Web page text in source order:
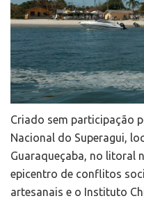
Criado sem participação
Nacional do Superagui,
Guaraqueçaba, no litoral
epicentro de conflitos
artesanais e o Instituto